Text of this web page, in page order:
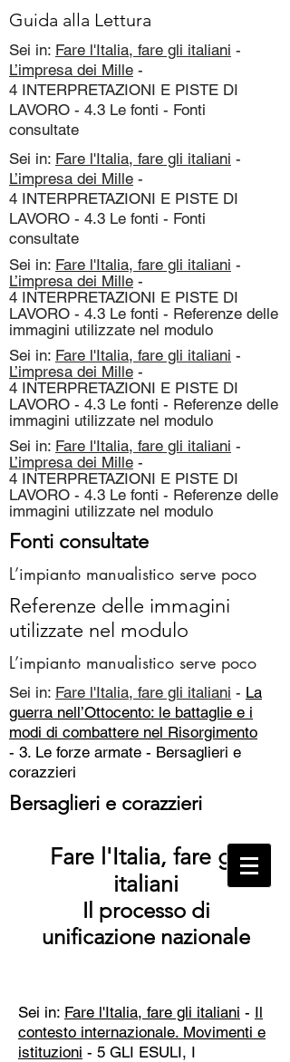
Guida alla Lettura
Sei in: Fare l'Italia, fare gli italiani -
L’impresa dei Mille -
4 INTERPRETAZIONI E PISTE DI
LAVORO - 4.3 Le fonti - Fonti
consultate
Sei in: Fare l'Italia, fare gli italiani -
L’impresa dei Mille -
4 INTERPRETAZIONI E PISTE DI
LAVORO - 4.3 Le fonti - Fonti
consultate
Sei in: Fare l'Italia, fare gli italiani -
L’impresa dei Mille -
4 INTERPRETAZIONI E PISTE DI
LAVORO - 4.3 Le fonti - Referenze delle
immagini utilizzate nel modulo
Sei in: Fare l'Italia, fare gli italiani -
L’impresa dei Mille -
4 INTERPRETAZIONI E PISTE DI
LAVORO - 4.3 Le fonti - Referenze delle
immagini utilizzate nel modulo
Sei in: Fare l'Italia, fare gli italiani -
L’impresa dei Mille -
4 INTERPRETAZIONI E PISTE DI
LAVORO - 4.3 Le fonti - Referenze delle
immagini utilizzate nel modulo
Fonti consultate
L’impianto manualistico serve poco
Referenze delle immagini
utilizzate nel modulo
L’impianto manualistico serve poco
Sei in: Fare l'Italia, fare gli italiani - La
guerra nell’Ottocento: le battaglie e i
modi di combattere nel Risorgimento
- 3. Le forze armate - Bersaglieri e
corazzieri
Bersaglieri e corazzieri
Fare l'Italia, fare gli
italiani
Il processo di
unificazione nazionale
Sei in: Fare l'Italia, fare gli italiani - Il
contesto internazionale. Movimenti e
istituzioni - 5 GLI ESULI, I